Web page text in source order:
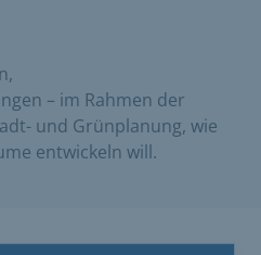
– im Rahmen der
und Grünplanung, wie
entwickeln will.